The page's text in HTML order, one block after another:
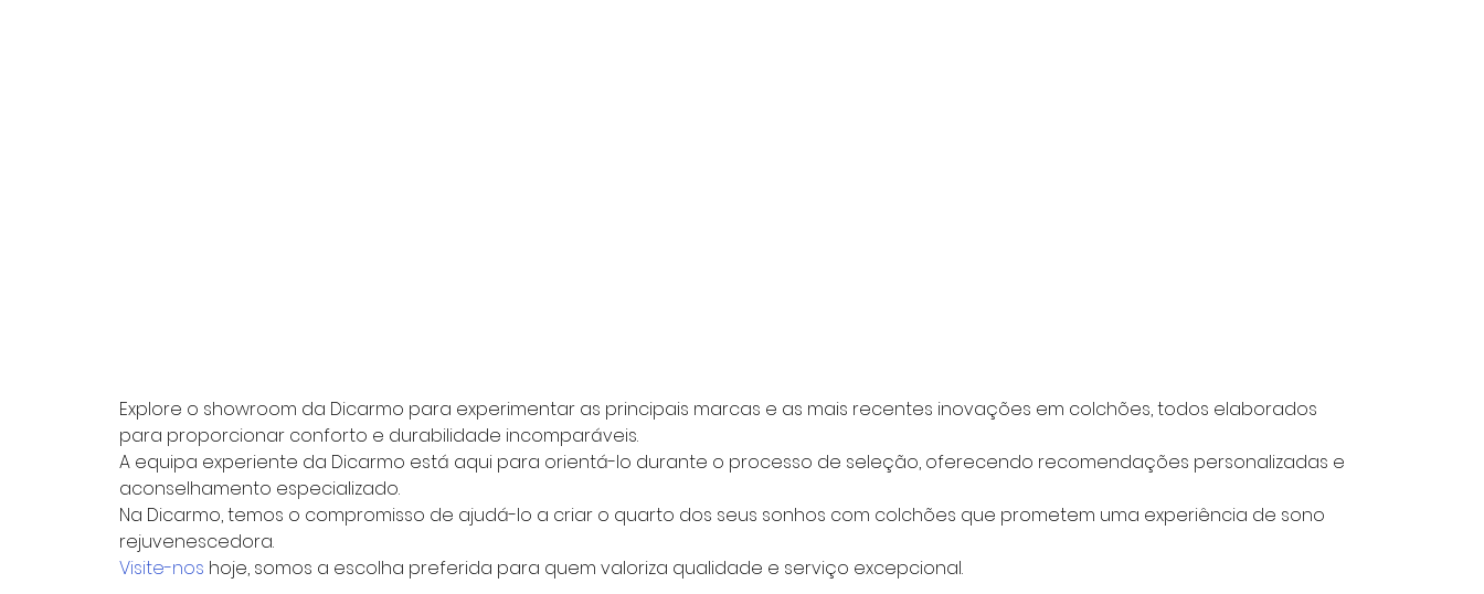
Explore o showroom da Dicarmo para experimentar as principais marcas e as mais recentes inovações em colchões, todos elaborados
para proporcionar conforto e durabilidade incomparáveis.
A equipa experiente da Dicarmo está aqui para orientá-lo durante o processo de seleção, oferecendo recomendações personalizadas e
aconselhamento especializado.
Na Dicarmo, temos o compromisso de ajudá-lo a criar o quarto dos seus sonhos com colchões que prometem uma experiência de sono
rejuvenescedora.
Visite-nos hoje, somos a escolha preferida para quem valoriza qualidade e serviço excepcional.